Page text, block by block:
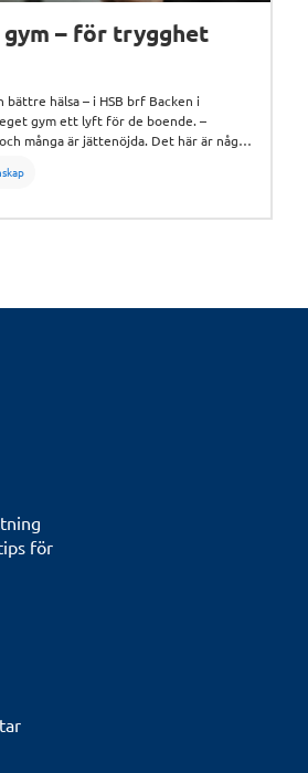
gym – för trygghet
bättre hälsa – i HSB brf Backen i
gym ett lyft för de boende. –
många är jättenöjda. Det här är något
för